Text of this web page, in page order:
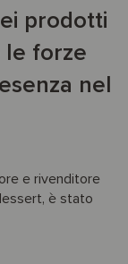
prodotti
le forze
nel
e rivenditore
è stato